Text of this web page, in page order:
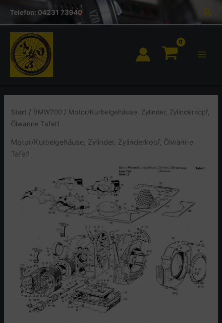
springen
Inhalt
Telefon: 04231 73940
Start / BMW700 / Motor/Kurbelgehäuse, Zylinder, Zylinderkopf,
Ölwanne Tafel1
Motor/Kurbelgehäuse, Zylinder, Zylinderkopf, Ölwanne
Tafel1